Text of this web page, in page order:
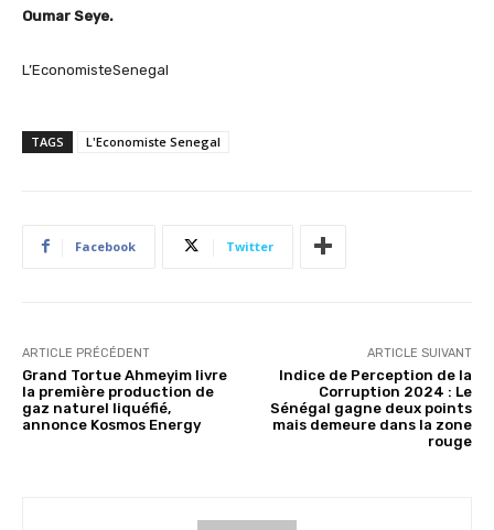
Oumar Seye.
L’EconomisteSenegal
TAGS L'Economiste Senegal
Facebook Twitter
ARTICLE PRÉCÉDENT
Grand Tortue Ahmeyim livre
la première production de
gaz naturel liquéfié,
annonce Kosmos Energy
ARTICLE SUIVANT
Indice de Perception de la
Corruption 2024 : Le
Sénégal gagne deux points
mais demeure dans la zone
rouge